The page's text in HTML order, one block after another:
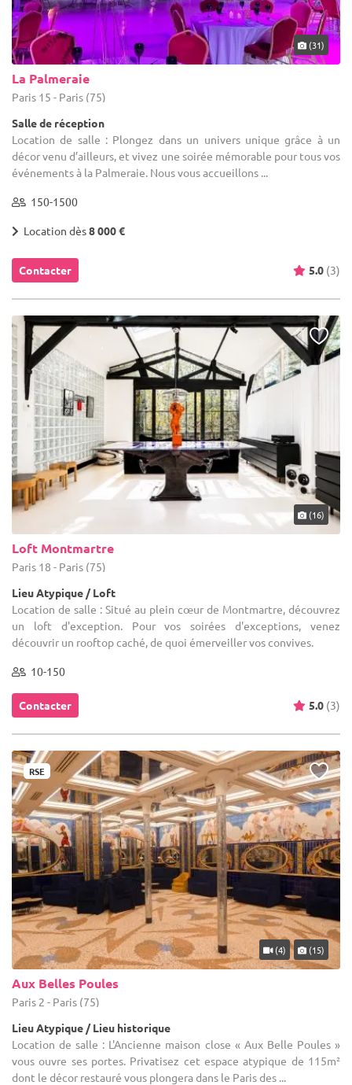
(31)
La Palmeraie
Paris 15 - Paris (75)
Salle de réception
Location de salle : Plongez dans un univers unique grâce à un
décor venu d’ailleurs, et vivez une soirée mémorable pour tous vos
événements à la Palmeraie. Nous vous accueillons ...
150-1500
Location dès8 000 €
Contacter 5.0 (3)
(16)
Loft Montmartre
Paris 18 - Paris (75)
Lieu Atypique / Loft
Location de salle : Situé au plein cœur de Montmartre, découvrez
un loft d'exception. Pour vos soirées d'exceptions, venez
découvrir un rooftop caché, de quoi émerveiller vos convives.
10-150
Contacter 5.0 (3)
RSE
(4) (15)
Aux Belles Poules
Paris 2 - Paris (75)
Lieu Atypique / Lieu historique
Location de salle : L'Ancienne maison close « Aux Belle Poules »
vous ouvre ses portes. Privatisez cet espace atypique de 115m²
dont le décor restauré vous plongera dans le Paris des ...